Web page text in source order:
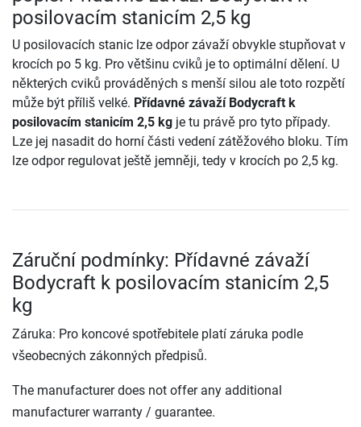
posilovacím stanicím 2,5 kg
U posilovacích stanic lze odpor závaží obvykle stupňovat v
krocích po 5 kg. Pro většinu cviků je to optimální dělení. U
některých cviků prováděných s menší silou ale toto rozpětí
může být příliš velké. Přídavné závaží Bodycraft k
posilovacím stanicím 2,5 kg je tu právě pro tyto případy.
Lze jej nasadit do horní části vedení zátěžového bloku. Tím
lze odpor regulovat ještě jemněji, tedy v krocích po 2,5 kg.
Záruční podmínky: Přídavné závaží
Bodycraft k posilovacím stanicím 2,5
kg
Záruka: Pro koncové spotřebitele platí záruka podle
všeobecných zákonných předpisů.
The manufacturer does not offer any additional
manufacturer warranty / guarantee.